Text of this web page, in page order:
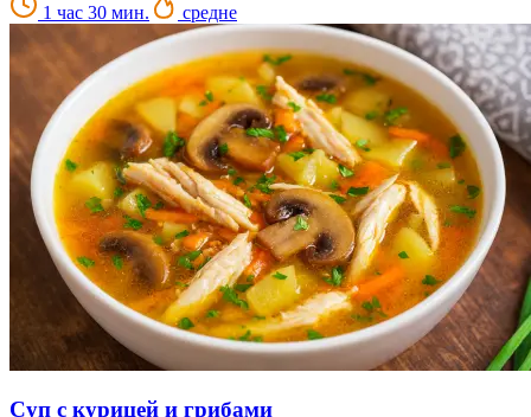
1 час 30 мин. средне
Суп с курицей и грибами